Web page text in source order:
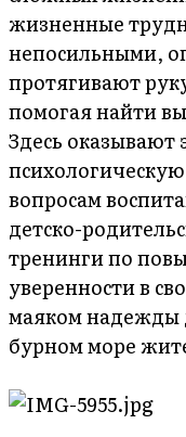
жизненные
непосильными,
протягивают
помогая найти
Здесь оказывают
вопросам
детско-
тренинги по
уверенности в
маяком надежды
бурном море